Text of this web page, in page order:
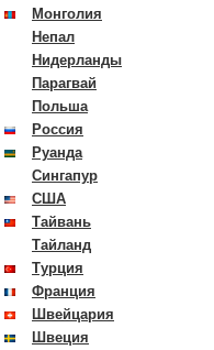
Монголия
Непал
Нидерланды
Парагвай
Польша
Россия
Руанда
Сингапур
США
Тайвань
Тайланд
Турция
Франция
Швейцария
Швеция